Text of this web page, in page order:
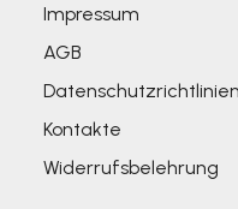
Impressum
AGB
Datenschutzrichtlinien
Kontakte
Widerrufsbelehrung